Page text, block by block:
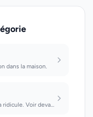
dans la maison.
Que l'on cueille : on se rendra ridicule. Voir devant soi ou devant d'autres per...